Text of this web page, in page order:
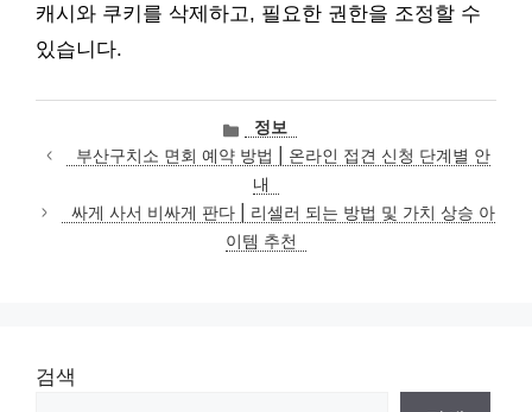
캐시와 쿠키를 삭제하고, 필요한 권한을 조정할 수
있습니다.
카
테
고
리
정보
부산구치소 면회 예약 방법 | 온라인 접견 신청 단계별 안
내
싸게 사서 비싸게 판다 | 리셀러 되는 방법 및 가치 상승 아
이템 추천
검색